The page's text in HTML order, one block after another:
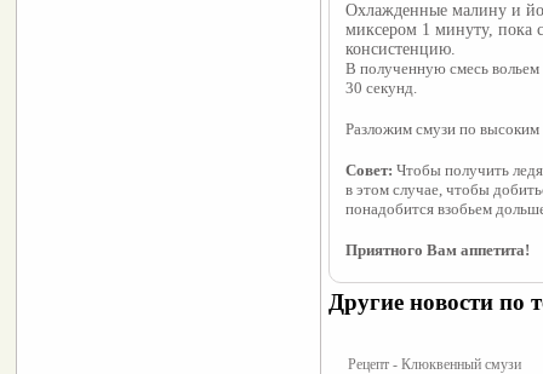
Охлажденные малину и
миксером 1 минуту, пока
консистенцию.
В полученную смесь
30 секунд.
Разложим смузи по высоким
Совет: Чтобы получить
в этом случае, чтобы
понадобится взобьем
Приятного Вам аппетита!
Другие новости по
Рецепт - Клюквенный смузи